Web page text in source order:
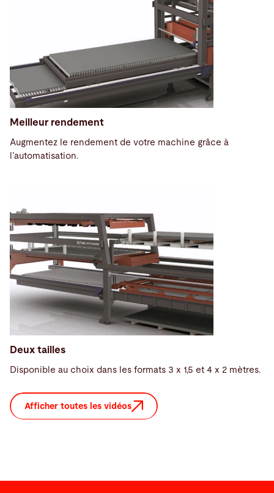
Meilleur rendement
Augmentez le rendement de votre machine grâce à
l’automatisation.
Deux tailles
Disponible au choix dans les formats 3 x 1,5 et 4 x 2 mètres.
Afficher toutes les vidéos